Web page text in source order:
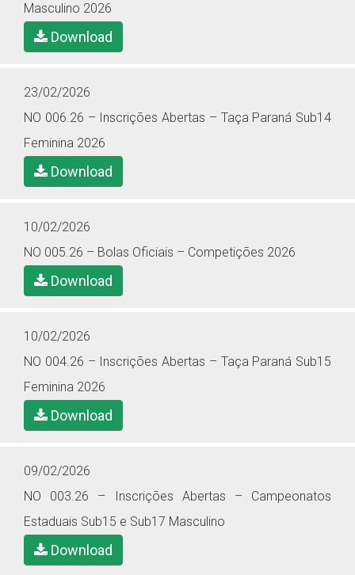
Masculino 2026
Download
23/02/2026
NO 006.26 – Inscrições Abertas – Taça Paraná Sub14
Feminina 2026
Download
10/02/2026
NO 005.26 – Bolas Oficiais – Competições 2026
Download
10/02/2026
NO 004.26 – Inscrições Abertas – Taça Paraná Sub15
Feminina 2026
Download
09/02/2026
NO 003.26 – Inscrições Abertas – Campeonatos
Estaduais Sub15 e Sub17 Masculino
Download